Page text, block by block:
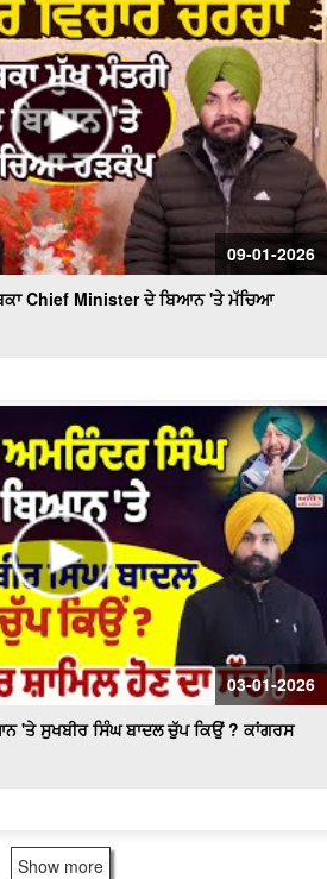
09-01-2026
Chief Minister ਦੇ ਬਿਆਨ 'ਤੇ ਮੱਚਿਆ
03-01-2026
'ਤੇ ਸੁਖਬੀਰ ਸਿੰਘ ਬਾਦਲ ਚੁੱਪ ਕਿਉਂ ? ਕਾਂਗਰਸ
Show more